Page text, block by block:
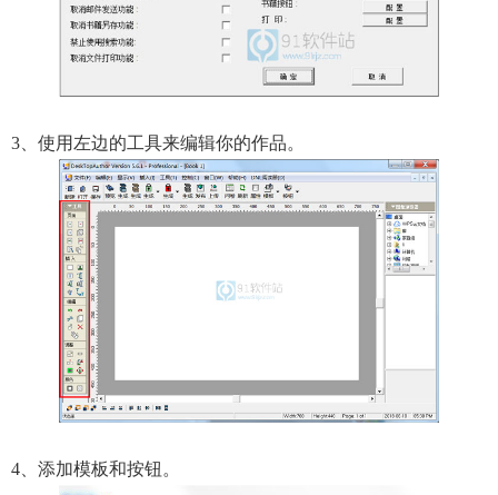
3、使用左边的工具来编辑你的作品。
4、添加模板和按钮。